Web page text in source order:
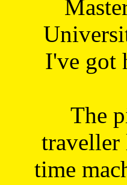
I've got
The
traveller
time